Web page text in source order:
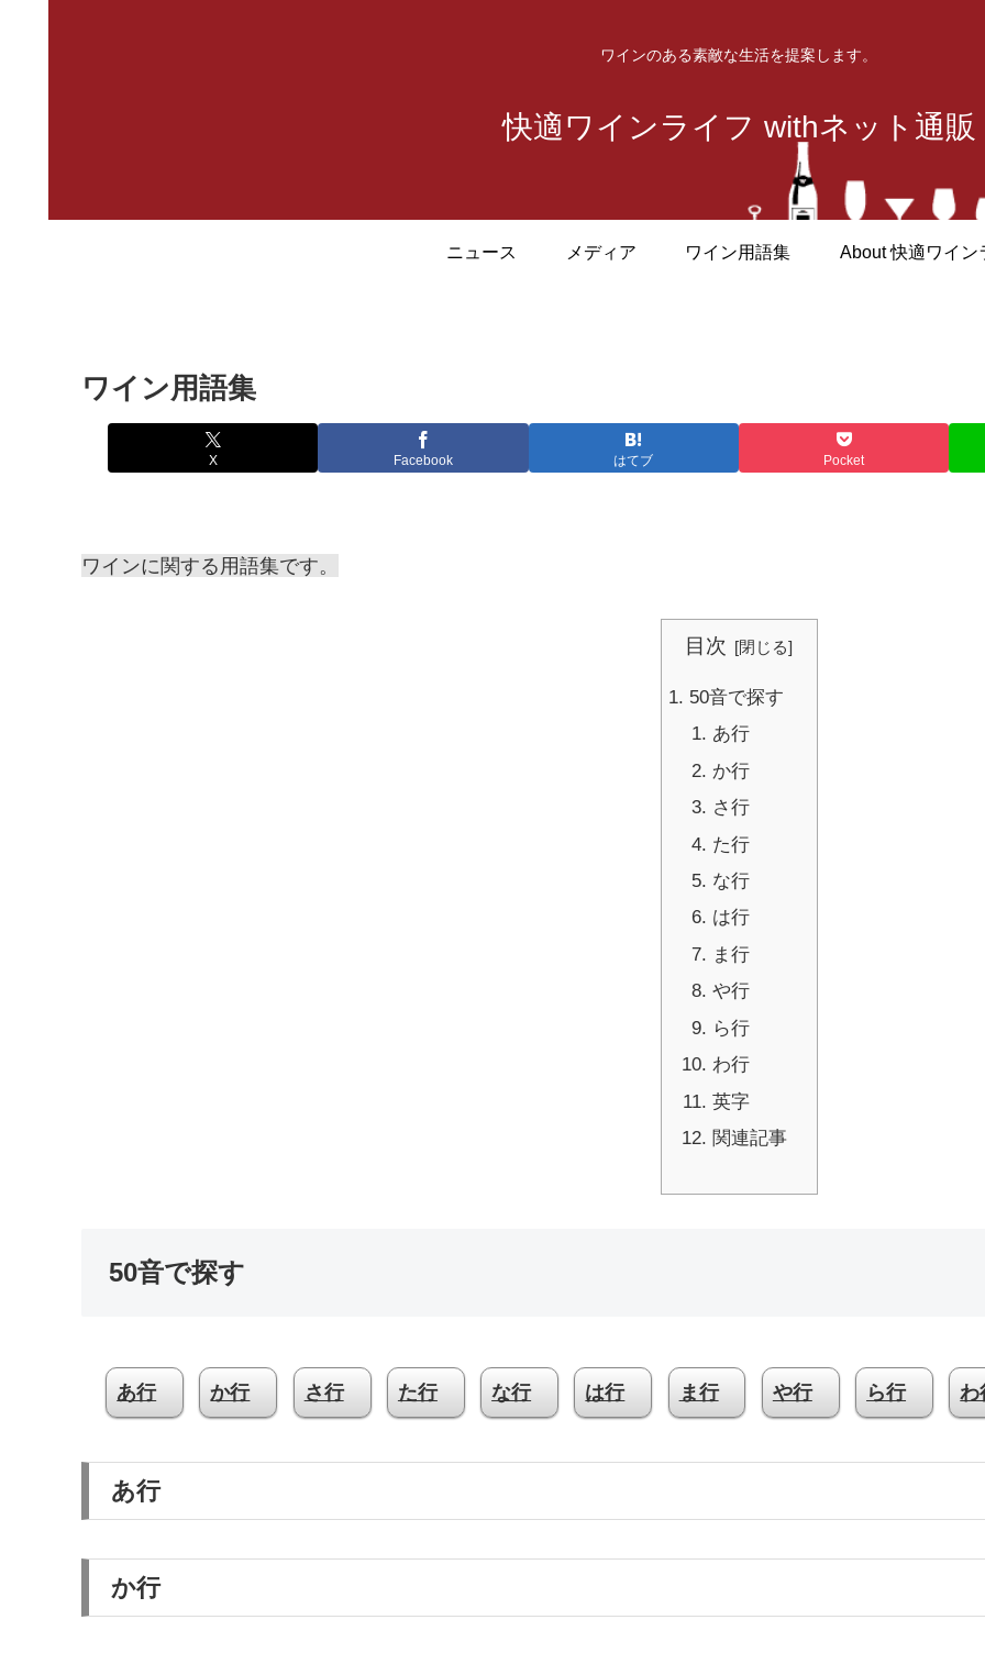
ワインのある素敵な生活を提案します。
快適ワインライフ withネット通販
ニュース メディア ワイン用語集 About 快適ワイン
ワイン用語集
X Facebook はてブ Pocket
ワインに関する用語集です。
目次
50音で探す
あ行
か行
さ行
た行
な行
は行
ま行
や行
ら行
わ行
英字
関連記事
50音で探す
あ行 か行 さ行 た行 な行 は行 ま行 や行 ら行 わ
あ行
か行